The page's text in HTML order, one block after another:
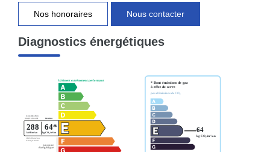
Nos honoraires Nous contacter
Diagnostics énergétiques